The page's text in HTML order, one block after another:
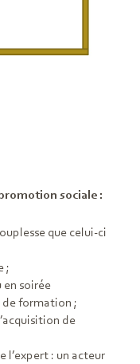
sociale :
que celui-ci
;
en soirée
de formation ;
de
l’expert : un acteur